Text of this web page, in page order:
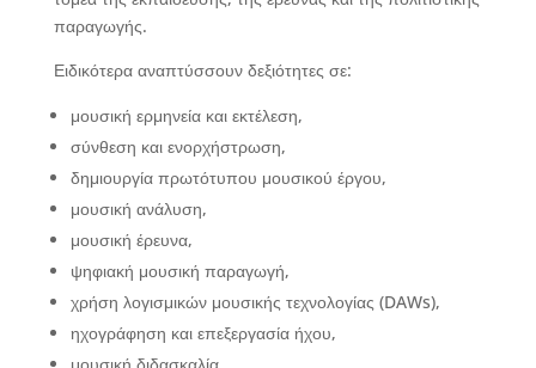
παραγωγής.
Ειδικότερα αναπτύσσουν δεξιότητες σε:
μουσική ερμηνεία και εκτέλεση,
σύνθεση και ενορχήστρωση,
δημιουργία πρωτότυπου μουσικού έργου,
μουσική ανάλυση,
μουσική έρευνα,
ψηφιακή μουσική παραγωγή,
χρήση λογισμικών μουσικής τεχνολογίας (DAWs),
ηχογράφηση και επεξεργασία ήχου,